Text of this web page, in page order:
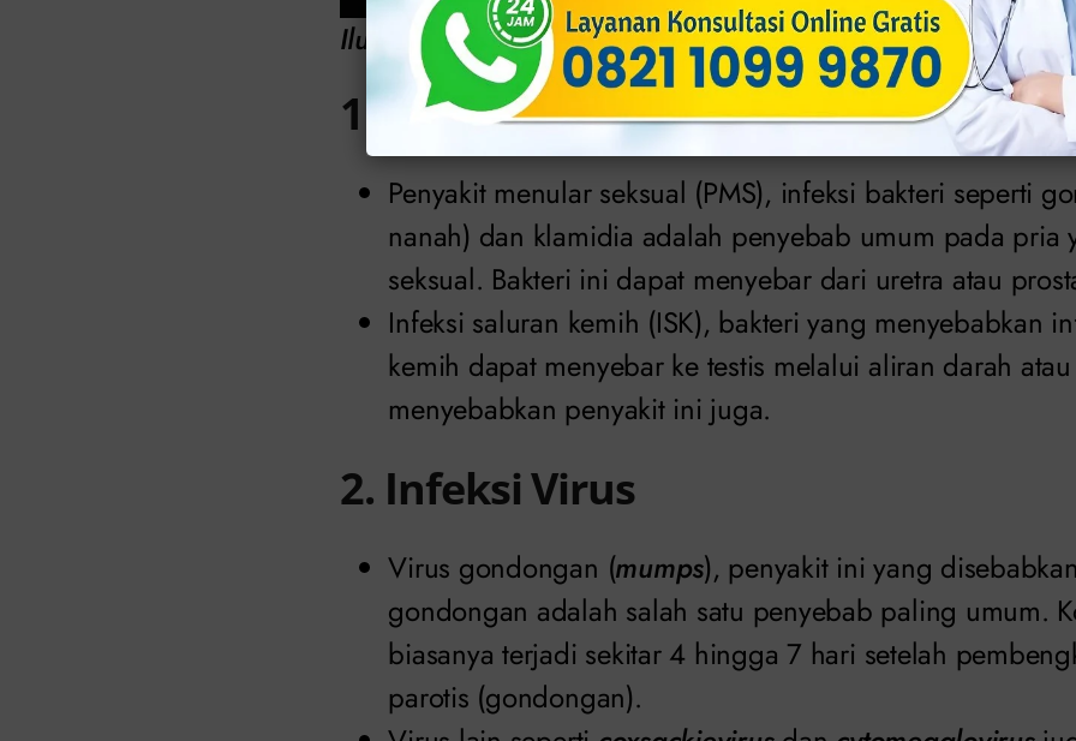
Ilustrasi: Penyebab Orkitis pada Pria (sumber:
1. Infeksi Bakteri
Penyakit menular seksual (PMS), infeksi bakteri seperti
nanah) dan klamidia adalah penyebab umum pada pria
seksual. Bakteri ini dapat menyebar dari uretra atau
Infeksi saluran kemih (ISK), bakteri yang menyebabkan
kemih dapat menyebar ke testis melalui aliran darah
menyebabkan penyakit ini juga.
2. Infeksi Virus
Virus gondongan (mumps), penyakit ini yang
gondongan adalah salah satu penyebab paling umum.
biasanya terjadi sekitar 4 hingga 7 hari setelah
parotis (gondongan).